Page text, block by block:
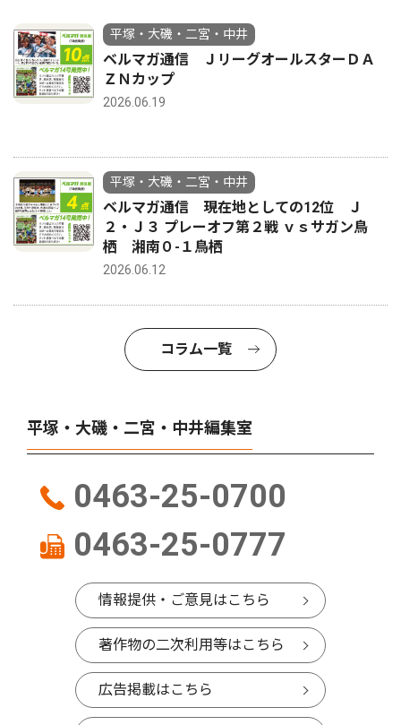
平塚・大磯・二宮・中井
ベルマガ通信 ＪリーグオールスターＤＡ
ＺＮカップ
2026.06.19
平塚・大磯・二宮・中井
ベルマガ通信 現在地としての12位 Ｊ
２・Ｊ３ プレーオフ第２戦 ｖｓサガン鳥
栖 湘南０-１鳥栖
2026.06.12
コラム一覧
平塚・大磯・二宮・中井編集室
0463-25-0700
0463-25-0777
情報提供・ご意見はこちら
著作物の二次利用等はこちら
広告掲載はこちら